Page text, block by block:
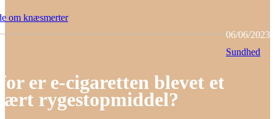
om knæsmerter
06/06/2023
Sundhed
er e-cigaretten blevet et
rygestopmiddel?